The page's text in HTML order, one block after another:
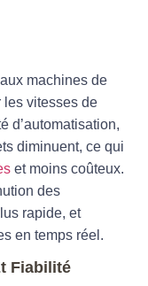
machines de
les vitesses de
d’automatisation,
diminuent, ce qui
et moins coûteux.
des
rapide, et
en temps réel.
Fiabilité